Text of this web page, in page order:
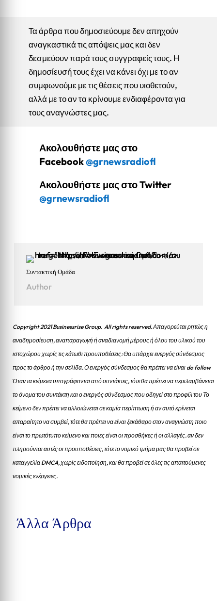
Τα άρθρα που δημοσιεύουμε δεν απηχούν
αναγκαστικά τις απόψεις μας και δεν
δεσμεύουν παρά τους συγγραφείς τους. Η
δημοσίευσή τους έχει να κάνει όχι με το αν
συμφωνούμε με τις θέσεις που υιοθετούν,
αλλά με το αν τα κρίνουμε ενδιαφέροντα για
τους αναγνώστες μας.
Ακολουθήστε μας στο
Facebook@grnewsradiofl
Ακολουθήστε μας στο Twitter
@grnewsradiofl
Συντακτική Ομάδα
Author
Copyright 2021 Businessrise Group. All rights reserved. Απαγορεύται ρητώς η
αναδημοσίευση, αναπαραγωγή ή αναδιανομή μέρους ή όλου του υλικού του
ιστοχώρου χωρίς τις κάτωθι προυποθέσεις: Θα υπάρχει ενεργός σύνδεσμος
προς το άρθρο ή την σελίδα.Ο ενεργός σύνδεσμος θα πρέπει να είναι do follow
Όταν τα κείμενα υπογράφονται από συντάκτες, τότε θα πρέπει να περιλαμβάνεται
το όνομα του συντάκτη και ο ενεργός σύνδεσμος που οδηγεί στο προφίλ του Το
κείμενο δεν πρέπει να αλλοιώνεται σε καμία περίπτωση ή αν αυτό κρίνεται
απαραίτητο να συμβεί, τότε θα πρέπει να είναι ξεκάθαρο στον αναγνώστη ποιο
είναι το πρωτότυπο κείμενο και ποιες είναι οι προσθήκες ή οι αλλαγές. αν δεν
πληρούνται αυτές οι προυποθέσεις, τότε το νομικό τμήμα μας θα προβεί σε
καταγγελία DMCA, χωρίς ειδοποίηση, και θα προβεί σε όλες τις απαιτούμενες
νομικές ενέργειες.
Άλλα Άρθρα